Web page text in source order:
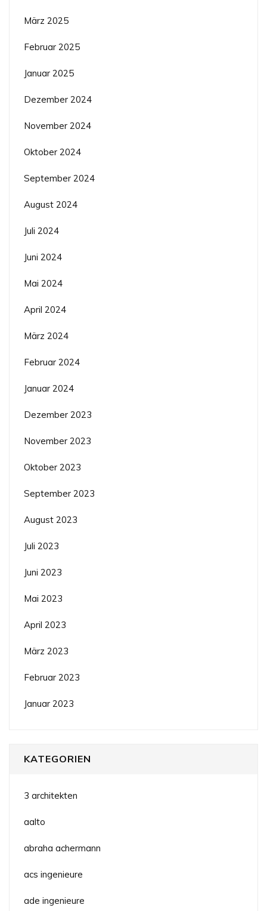
März 2025
Februar 2025
Januar 2025
Dezember 2024
November 2024
Oktober 2024
September 2024
August 2024
Juli 2024
Juni 2024
Mai 2024
April 2024
März 2024
Februar 2024
Januar 2024
Dezember 2023
November 2023
Oktober 2023
September 2023
August 2023
Juli 2023
Juni 2023
Mai 2023
April 2023
März 2023
Februar 2023
Januar 2023
KATEGORIEN
3 architekten
aalto
abraha achermann
acs ingenieure
ade ingenieure